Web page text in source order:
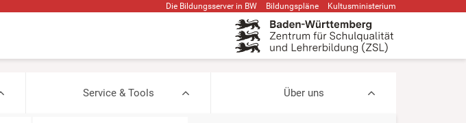
Die Bildungsserver in BW Bildungspläne Kultusministerium
Service & Tools Über uns